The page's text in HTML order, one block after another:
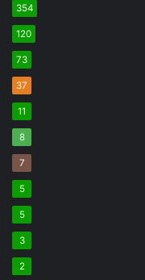
354
120
73
37
11
8
7
5
5
3
2